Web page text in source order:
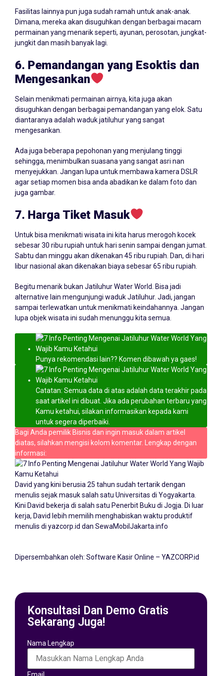
Fasilitas lainnya pun juga sudah ramah untuk anak-anak.
Dimana, mereka akan disuguhkan dengan berbagai macam
permainan yang menarik seperti, ayunan, perosotan, jungkat-
jungkit dan masih banyak lagi.
6. Pemandangan yang Esoktis dan
Mengesankan
Selain menikmati permainan airnya, kita juga akan
disuguhkan dengan berbagai pemandangan yang elok. Satu
diantaranya adalah waduk jatiluhur yang sangat
mengesankan.
Ada juga beberapa pepohonan yang menjulang tinggi
sehingga, menimbulkan suasana yang sangat asri nan
menyejukkan. Jangan lupa untuk membawa kamera DSLR
agar setiap momen bisa anda abadikan ke dalam foto dan
juga gambar.
7. Harga Tiket Masuk
Untuk bisa menikmati wisata ini kita harus merogoh kocek
sebesar 30 ribu rupiah untuk hari senin sampai dengan jumat.
Sabtu dan minggu akan dikenakan 45 ribu rupiah. Dan, di hari
libur nasional akan dikenakan biaya sebesar 65 ribu rupiah.
Begitu menarik bukan Jatiluhur Water World. Bisa jadi
alternative lain mengunjungi waduk Jatiluhur. Jadi, jangan
sampai terlewatkan untuk menikmati keindahannya. Jangan
lupa objek wisata ini sudah menunggu kita semua.
Punya rekomendasi lain?? Komen dibawah ya gaes!
Catatan: Semua data di atas adalah data terakhir pada
saat artikel ini dibuat. Jika ada perubahan terbaru yang
Kamu ketahui, silakan informasikan kepada kami
untuk segera diperbaiki.
Bagi Anda pemilik Bisnis dan ingin masuk dalam artikel
diatas, silahkan mengisi kolom komentar. Lengkap dengan
informasi:
David yang kini berusia 25 tahun sudah tertarik dengan
menulis sejak masuk salah satu Universitas di Yogyakarta.
Kini David bekerja di salah satu Penerbit Buku di Jogja. Di luar
kerja, David lebih memilih menghabiskan waktu produktif
menulis di yazcorp.id dan SewaMobilJakarta.info
Dipersembahkan oleh: Software Kasir Online – YAZCORP.id
Konsultasi Dan Demo Gratis
Sekarang Juga!
Nama Lengkap